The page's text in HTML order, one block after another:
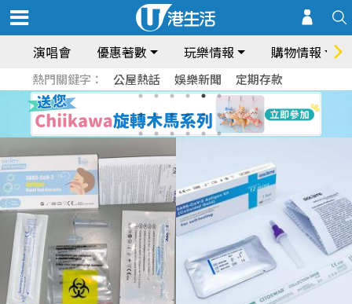
演唱會 優惠著數 玩樂情報 購物情報
熱門關鍵字： 公屋熱話 娛樂新聞 定期存款